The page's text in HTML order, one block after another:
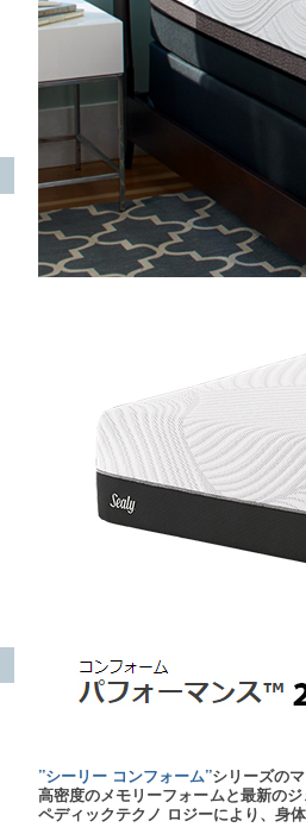
”シーリー コンフォーム”シリーズの
高密度のメモリーフォームと最新の
ペディックテクノ ロジーにより、身